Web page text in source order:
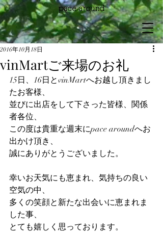
vinMartご来場のお礼
2016年10月18日
15日、16日とvinMartへお越し頂きまし
たお客様、
並びに出店をして下さった皆様、関係
者各位、
この度は貴重な週末にpace aroundへお
出かけ頂き、
誠にありがとうございました。
幸いお天気にも恵まれ、気持ちの良い
空気の中、
多くの笑顔と新たな出会いに恵まれま
した事、
とても嬉しく思っております。